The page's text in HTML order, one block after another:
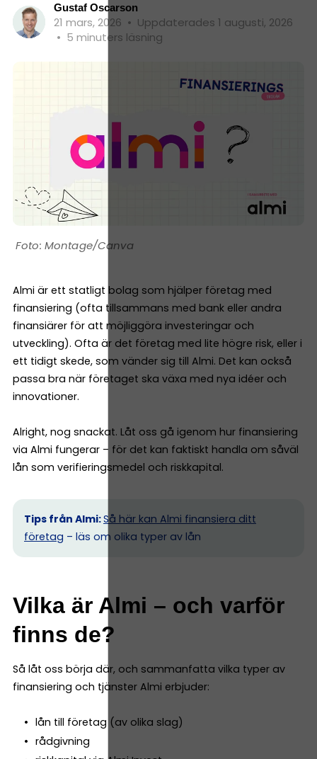
Gustaf Oscarson
21 mars, 2026 • Uppdaterades 1 augusti, 2026
• 5 minuters läsning
Montage/Canva
Almi är ett statligt bolag som hjälper företag med
finansiering (ofta tillsammans med bank eller andra
finansiärer för att möjliggöra investeringar och
utveckling). Ofta är det företag med lite högre risk, eller i
ett tidigt skede, som vänder sig till Almi. Det kan också
passa bra när företaget ska växa med nya idéer och
innovationer.
Alright, nog snackat. Låt oss gå igenom hur finansiering
via Almi fungerar – för det kan faktiskt handla om såväl
lån som verifieringsmedel och riskkapital.
Tips från Almi:Så här kan Almi finansiera ditt
företag – läs om olika typer av lån
Vilka är Almi – och varför
finns de?
Så låt oss börja där, och sammanfatta vilka typer av
finansiering och tjänster Almi erbjuder:
lån till företag (av olika slag)
rådgivning